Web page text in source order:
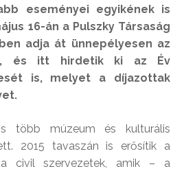
eseményei egyikének is
16-án a Pulszky Társaság
adja át ünnepélyesen az
és itt hirdetik ki az Év
is, melyet a díjazottak
több múzeum és kulturális
2015 tavaszán is erősítik a
civil szervezetek, amik – a